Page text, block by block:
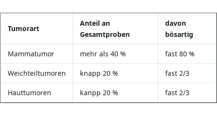
Tumorart
Anteil an
Gesamtproben
davon
bösartig
Mammatumor mehr als 40 % fast 80 %
Weichteiltumoren knapp 20 % fast 2/3
Hauttumoren kanpp 20 % fast 2/3